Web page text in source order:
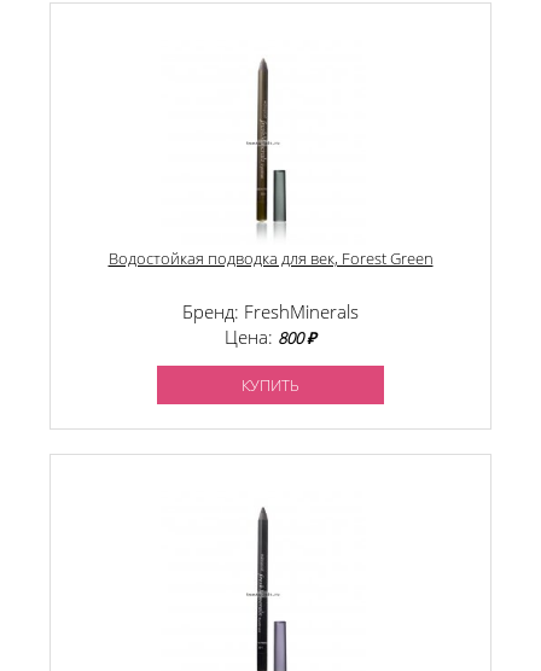
Водостойкая подводка для век, Forest Green
Бренд: FreshMinerals
Цена: 800 ₽
КУПИТЬ